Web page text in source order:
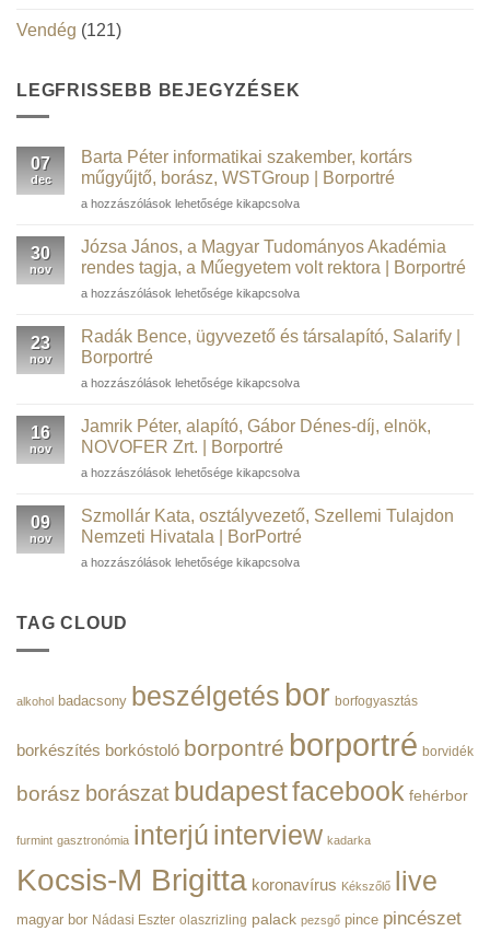
Vendég (121)
LEGFRISSEBB BEJEGYZÉSEK
07
dec
Barta Péter informatikai szakember, kortárs
műgyűjtő, borász, WSTGroup | Borportré
Barta
informatikai
szakember,
kortárs
műgyűjtő,
WSTGroup |
Borportré
bejegyzéshez
a hozzászólások lehetősége kikapcsolva
30
nov
Józsa János, a Magyar Tudományos Akadémia
rendes tagja, a Műegyetem volt rektora | Borportré
Józsa
a
Magyar
Tudományos
Akadémia
tagja,
a
volt
|
Borportré
a hozzászólások lehetősége kikapcsolva
23
nov
Radák Bence, ügyvezető és társalapító, Salarify |
Borportré
Radák
ügyvezető
és
társalapító,
Salarify
Borportré
bejegyzéshez
a hozzászólások lehetősége kikapcsolva
16
nov
Jamrik Péter, alapító, Gábor Dénes-díj, elnök,
NOVOFER Zrt. | Borportré
Jamrik
alapító,
Gábor
Dénes-
díj,
Zrt.
a hozzászólások lehetősége kikapcsolva
09
nov
Szmollár Kata, osztályvezető, Szellemi Tulajdon
Nemzeti Hivatala | BorPortré
Szmollár
Szellemi
BorPortré
a hozzászólások lehetősége kikapcsolva
TAG CLOUD
alkohol badacsony beszélgetés bor borfogyasztás
borkészítés borkóstoló borpontré borportré borvidék
borász borászat budapestfacebook fehérbor
furmint gasztronómia interjú interview kadarka
Kocsis-M Brigitta koronavírus Kékszőlő live
magyar bor Nádasi Eszter olaszrizling palack pezsgő pince pincészet